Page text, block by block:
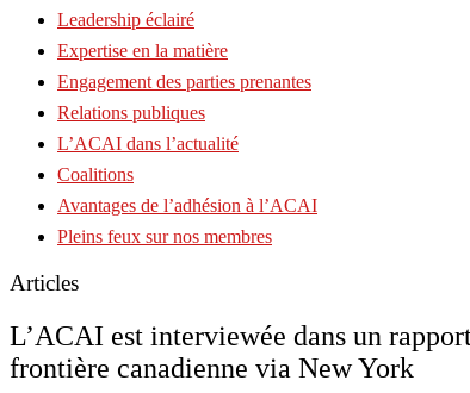
Leadership éclairé
Expertise en la matière
Engagement des parties prenantes
Relations publiques
L’ACAI dans l’actualité
Coalitions
Avantages de l’adhésion à l’ACAI
Pleins feux sur nos membres
Articles
L’ACAI est interviewée dans un
frontière canadienne via New York